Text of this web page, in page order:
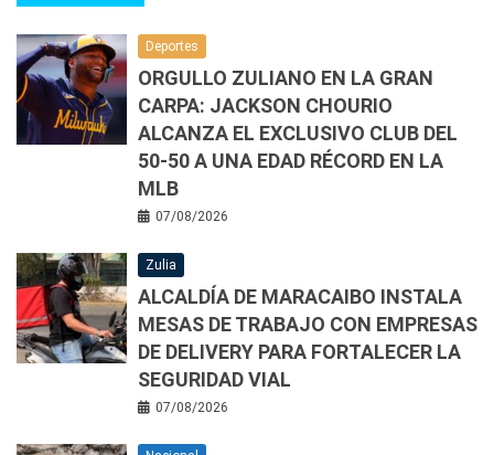
Deportes
ORGULLO ZULIANO EN LA GRAN
CARPA: JACKSON CHOURIO
ALCANZA EL EXCLUSIVO CLUB DEL
50-50 A UNA EDAD RÉCORD EN LA
MLB
07/08/2026
Zulia
ALCALDÍA DE MARACAIBO INSTALA
MESAS DE TRABAJO CON EMPRESAS
DE DELIVERY PARA FORTALECER LA
SEGURIDAD VIAL
07/08/2026